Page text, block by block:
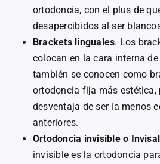
ortodoncia, con el plus de
desapercibidos al ser
Brackets linguales. Los
colocan en la cara interna
también se conocen como
ortodoncia fija más estética,
desventaja de ser la menos
anteriores.
Ortodoncia invisible o
invisible es la ortodoncia